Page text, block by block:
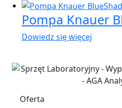
Pompa Knauer
Dowiedz się więcej
Oferta